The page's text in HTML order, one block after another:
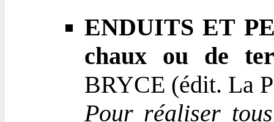
ENDUITS ET
chaux ou de
BRYCE (édit. La
Pour réaliser